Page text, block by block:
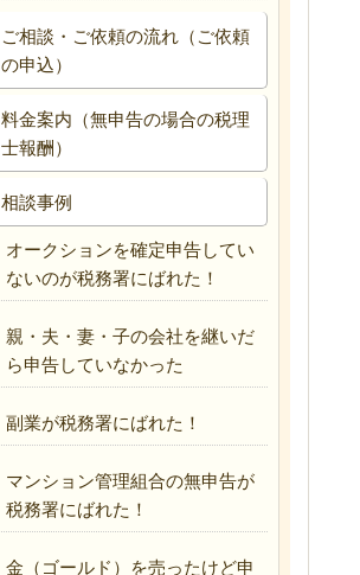
ご相談・ご依頼の流れ（ご依頼
の申込）
料金案内（無申告の場合の税理
士報酬）
相談事例
オークションを確定申告してい
ないのが税務署にばれた！
親・夫・妻・子の会社を継いだ
ら申告していなかった
副業が税務署にばれた！
マンション管理組合の無申告が
税務署にばれた！
金（ゴールド）を売ったけど申